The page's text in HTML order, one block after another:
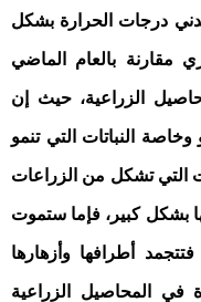
درجات الحرارة بشكل
مقارنة بالعام الماضي
الزراعية، حيث إن
وخاصة النباتات التي تنمو
التي تشكل من الزراعات
فيها بشكل كبير، فإما ستموت
أطرافها وأزهارها
في المحاصيل الزراعية